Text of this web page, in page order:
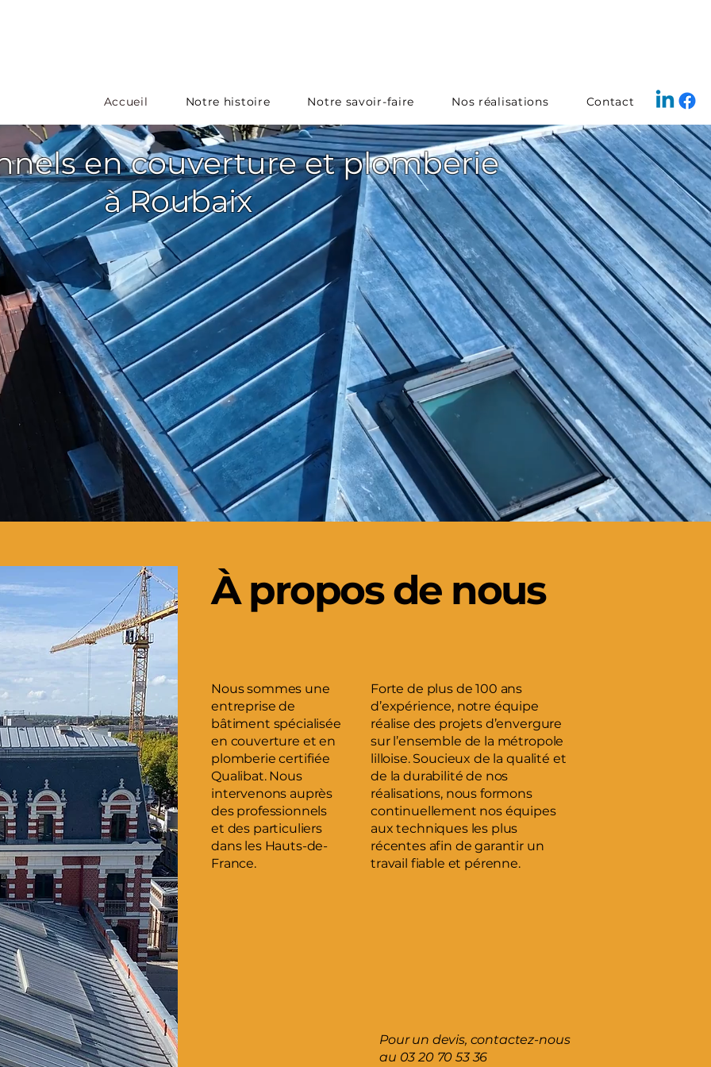
Accueil Notre histoire Notre savoir-faire Nos réalisations Contact
en couverture et plomberie
à Roubaix
À propos de nous
Nous sommes une
entreprise de
bâtiment spécialisée
en couverture et en
plomberie certifiée
Qualibat. Nous
intervenons auprès
des professionnels
et des particuliers
dans les Hauts-de-
France.
Forte de plus de 100 ans
d’expérience, notre équipe
réalise des projets d’envergure
sur l’ensemble de la métropole
lilloise. Soucieux de la qualité et
de la durabilité de nos
réalisations, nous formons
continuellement nos équipes
aux techniques les plus
récentes afin de garantir un
travail fiable et pérenne.
Pour un devis, contactez-nous
au 03 20 70 53 36